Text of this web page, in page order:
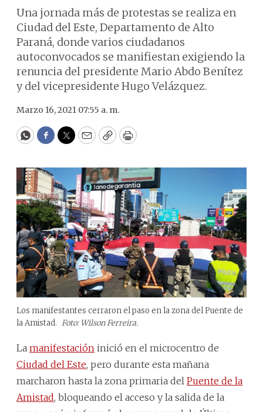
Una jornada más de protestas se realiza en
Ciudad del Este, Departamento de Alto
Paraná, donde varios ciudadanos
autoconvocados se manifiestan exigiendo la
renuncia del presidente Mario Abdo Benítez
y del vicepresidente Hugo Velázquez.
Marzo 16, 2021 07:55 a. m.
WhatsApp
Facebook
Twitter
EmailCopyPrint
Los manifestantes cerraron el paso en la zona del Puente de
la Amistad. Foto: Wilson Ferreira.
La manifestación inició en el microcentro de
Ciudad del Este, pero durante esta mañana
marcharon hasta la zona primaria del Puente de la
Amistad, bloqueando el acceso y la salida de la